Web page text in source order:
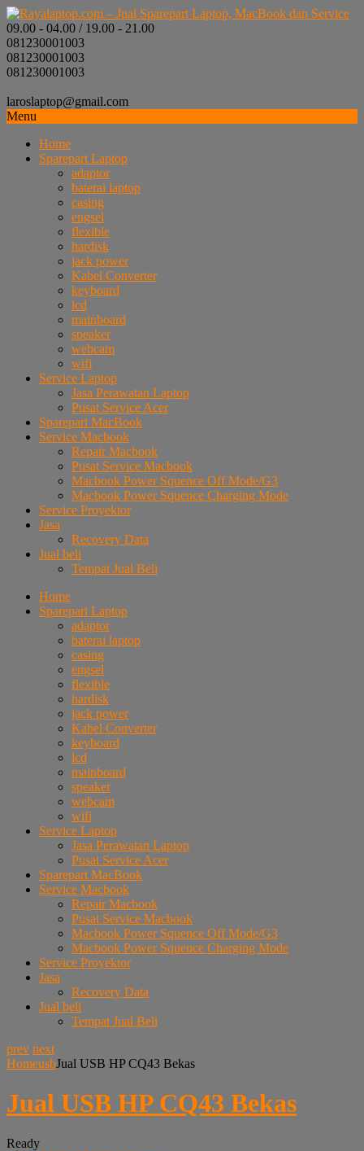
09.00 - 04.00 / 19.00 - 21.00
081230001003
081230001003
081230001003
laroslaptop@gmail.com
Menu
Home
Sparepart Laptop
adaptor
baterai laptop
casing
engsel
flexible
hardisk
jack power
Kabel Converter
keyboard
lcd
mainboard
speaker
webcam
wifi
Service Laptop
Jasa Perawatan Laptop
Pusat Service Acer
Sparepart MacBook
Service Macbook
Repair Macbook
Pusat Service Macbook
Macbook Power Squence Off Mode/G3
Macbook Power Squence Charging Mode
Service Proyektor
Jasa
Recovery Data
Jual beli
Tempat Jual Beli
Home
Sparepart Laptop
adaptor
baterai laptop
casing
engsel
flexible
hardisk
jack power
Kabel Converter
keyboard
lcd
mainboard
speaker
webcam
wifi
Service Laptop
Jasa Perawatan Laptop
Pusat Service Acer
Sparepart MacBook
Service Macbook
Repair Macbook
Pusat Service Macbook
Macbook Power Squence Off Mode/G3
Macbook Power Squence Charging Mode
Service Proyektor
Jasa
Recovery Data
Jual beli
Tempat Jual Beli
prev next
HomeusbJual USB HP CQ43 Bekas
Jual USB HP CQ43 Bekas
Ready